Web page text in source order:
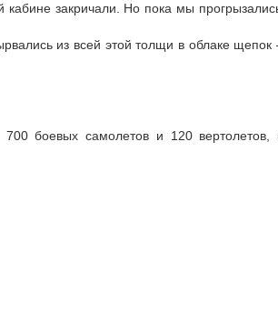
закричали. Но пока мы
из всей этой толщи в облаке щепок
боевых самолетов и 120 вертолетов,